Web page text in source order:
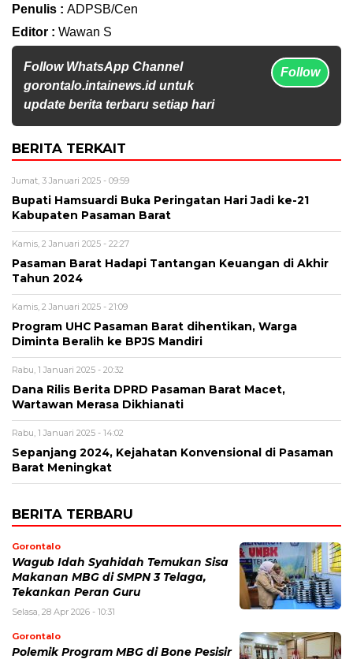
Penulis : ADPSB/Cen
Editor : Wawan S
Follow WhatsApp Channel
gorontalo.intainews.id untuk
update berita terbaru setiap hari
Follow
BERITA TERKAIT
Jumat, 3 Januari 2025 - 09:59
Bupati Hamsuardi Buka Peringatan Hari Jadi ke-21
Kabupaten Pasaman Barat
Kamis, 2 Januari 2025 - 22:27
Pasaman Barat Hadapi Tantangan Keuangan di Akhir
Tahun 2024
Kamis, 2 Januari 2025 - 21:09
Program UHC Pasaman Barat dihentikan, Warga
Diminta Beralih ke BPJS Mandiri
Rabu, 1 Januari 2025 - 20:32
Dana Rilis Berita DPRD Pasaman Barat Macet,
Wartawan Merasa Dikhianati
Rabu, 1 Januari 2025 - 14:02
Sepanjang 2024, Kejahatan Konvensional di Pasaman
Barat Meningkat
BERITA TERBARU
Gorontalo
Wagub Idah Syahidah Temukan Sisa
Makanan MBG di SMPN 3 Telaga,
Tekankan Peran Guru
Selasa, 28 Apr 2026 - 10:31
Gorontalo
Polemik Program MBG di Bone Pesisir